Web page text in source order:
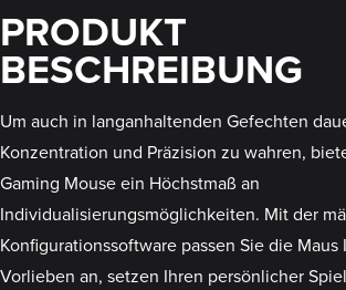
PRODUKT
BESCHREIBUNG
Um auch in langanhaltenden Gefechten
Konzentration und Präzision zu wahren,
Gaming Mouse ein Höchstmaß an
Individualisierungsmöglichkeiten. Mit der
Konfigurationssoftware passen Sie die
Vorlieben an, setzen Ihren persönlicher